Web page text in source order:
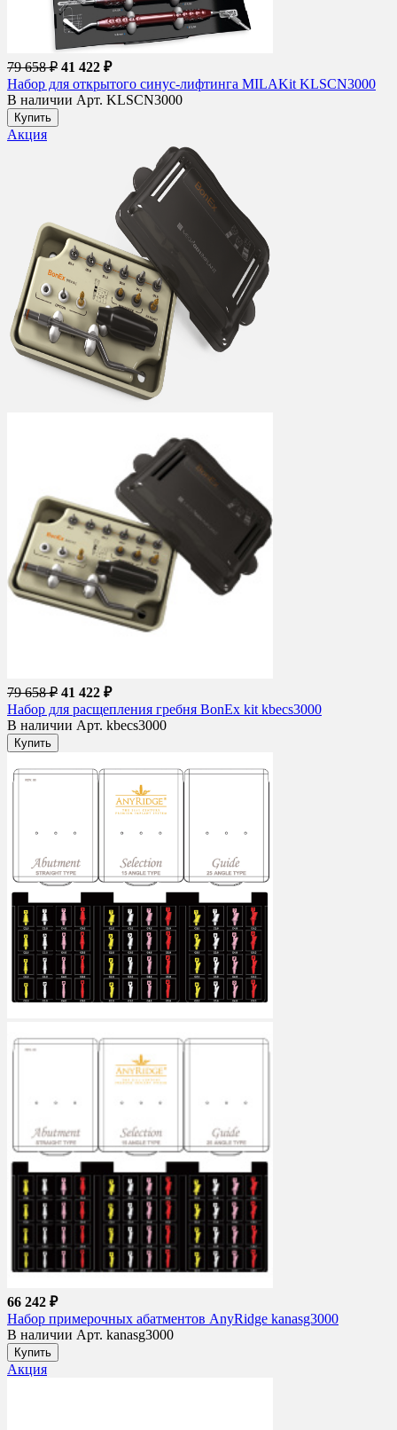
79 658 ₽ 41 422 ₽
Набор для открытого синус-лифтинга MILAKit KLSCN3000
В наличии Арт. KLSCN3000
Купить
Акция
79 658 ₽ 41 422 ₽
Набор для расщепления гребня BonEx kit kbecs3000
В наличии Арт. kbecs3000
Купить
66 242 ₽
Набор примерочных абатментов AnyRidge kanasg3000
В наличии Арт. kanasg3000
Купить
Акция